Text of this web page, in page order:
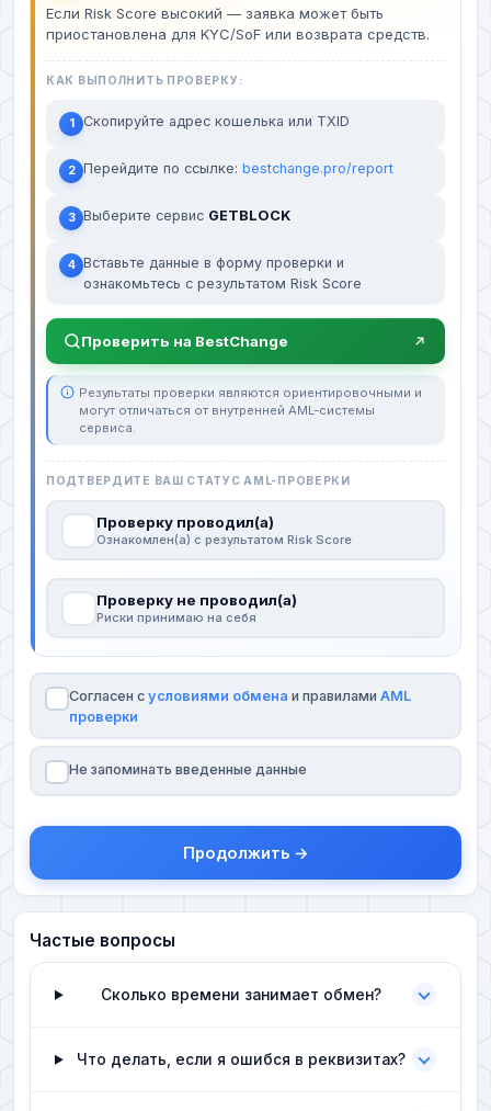
Если Risk Score высокий — заявка может быть
приостановлена для KYC/SoF или возврата средств.
КАК ВЫПОЛНИТЬ ПРОВЕРКУ:
1 Скопируйте адрес кошелька или TXID
2 Перейдите по ссылке: bestchange.pro/report
3 Выберите сервис GETBLOCK
4 Вставьте данные в форму проверки и
ознакомьтесь с результатом Risk Score
Проверить на BestChange
Результаты проверки являются ориентировочными и
могут отличаться от внутренней AML-системы
сервиса.
ПОДТВЕРДИТЕ ВАШ СТАТУС AML-ПРОВЕРКИ
Проверку проводил(а)
Ознакомлен(а) с результатом Risk Score
Проверку не проводил(а)
Риски принимаю на себя
Согласен с условиями обмена и правилами AML
проверки
Не запоминать введенные данные
Продолжить →
Частые вопросы
Сколько времени занимает обмен?
Что делать, если я ошибся в реквизитах?